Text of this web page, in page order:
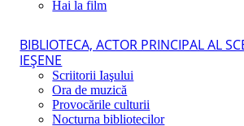
Hai la film
BIBLIOTECA, ACTOR PRINCIPAL AL
IEŞENE
Scriitorii Iaşului
Ora de muzică
Provocările culturii
Nocturna bibliotecilor